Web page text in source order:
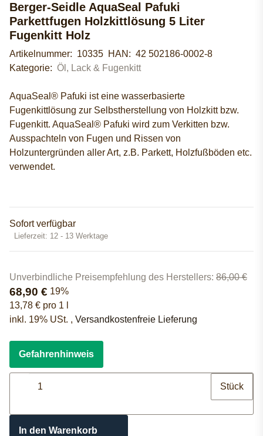
Berger-Seidle AquaSeal Pafuki
Parkettfugen Holzkittlösung 5 Liter
Fugenkitt Holz
Artikelnummer: 10335 HAN: 42 502186-0002-8
Kategorie: Öl, Lack & Fugenkitt
AquaSeal® Pafuki ist eine wasserbasierte
Fugenkittlösung zur Selbstherstellung von Holzkitt bzw.
Fugenkitt. AquaSeal® Pafuki wird zum Verkitten bzw.
Ausspachteln von Fugen und Rissen von
Holzuntergründen aller Art, z.B. Parkett, Holzfußböden etc.
verwendet.
Sofort verfügbar
Lieferzeit: 12 - 13 Werktage
Unverbindliche Preisempfehlung des Herstellers: 86,00 €
68,90 € 19%
13,78 € pro 1 l
inkl. 19% USt. , Versandkostenfreie Lieferung
Gefahrenhinweis
Stück
In den Warenkorb